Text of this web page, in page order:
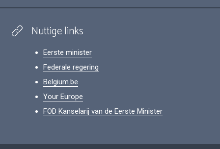
Nuttige links
Eerste minister
Federale regering
Belgium.be
Your Europe
FOD Kanselarij van de Eerste Minister